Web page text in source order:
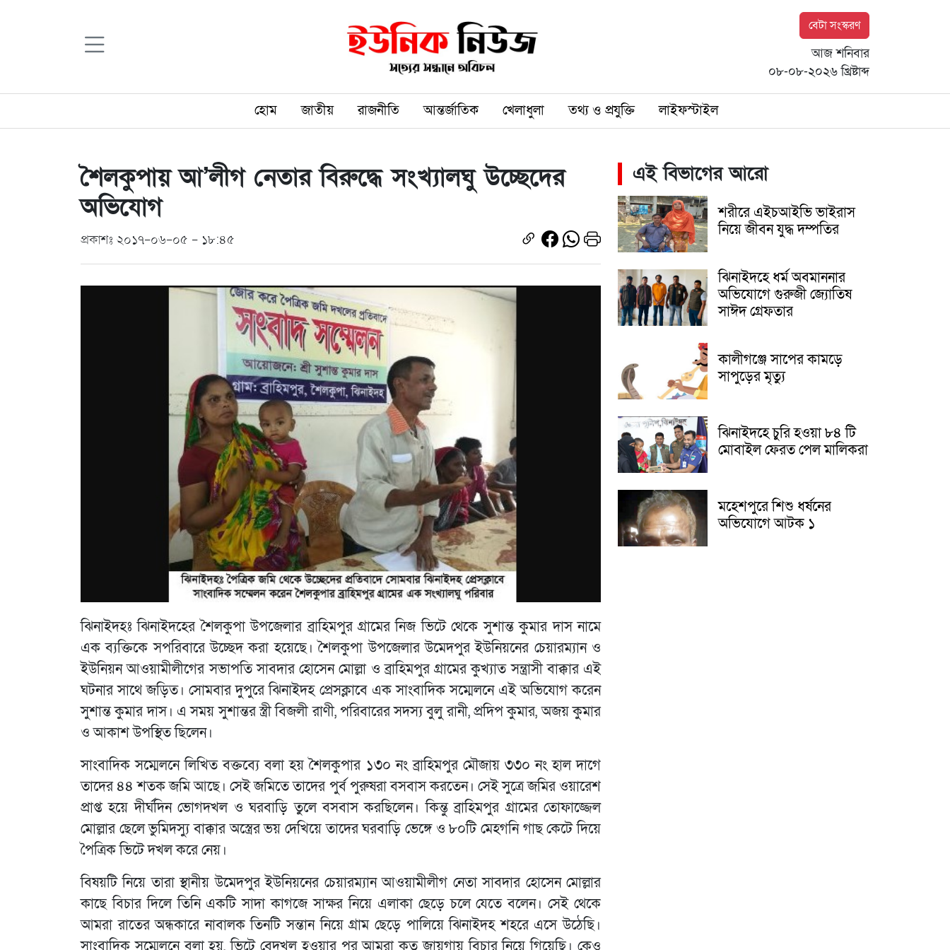
বেটা সংস্করণ
আজ শনিবার
০৮-০৮-২০২৬ খ্রিষ্টাব্দ
হোম জাতীয় রাজনীতি আন্তর্জাতিক খেলাধুলা তথ্য ও প্রযুক্তি লাইফস্টাইল
শৈলকুপায় আ’লীগ নেতার বিরুদ্ধে সংখ্যালঘু উচ্ছেদের
অভিযোগ
প্রকাশঃ ২০১৭-০৬-০৫ - ১৮:৪৫
ঝিনাইদহঃ ঝিনাইদহের শৈলকুপা উপজেলার ব্রাহিমপুর গ্রামের নিজ ভিটে থেকে সুশান্ত কুমার দাস নামে
এক ব্যক্তিকে সপরিবারে উচ্ছেদ করা হয়েছে। শৈলকুপা উপজেলার উমেদপুর ইউনিয়নের চেয়ারম্যান ও
ইউনিয়ন আওয়ামীলীগের সভাপতি সাবদার হোসেন মোল্লা ও ব্রাহিমপুর গ্রামের কুখ্যাত সন্ত্রাসী বাক্কার এই
ঘটনার সাথে জড়িত। সোমবার দুপুরে ঝিনাইদহ প্রেসক্লাবে এক সাংবাদিক সম্মেলনে এই অভিযোগ করেন
সুশান্ত কুমার দাস। এ সময় সুশান্তর স্ত্রী বিজলী রাণী, পরিবারের সদস্য বুলু রানী, প্রদিপ কুমার, অজয় কুমার
ও আকাশ উপস্থিত ছিলেন।
সাংবাদিক সম্মেলনে লিখিত বক্তব্যে বলা হয় শৈলকুপার ১৩০ নং ব্রাহিমপুর মৌজায় ৩৩০ নং হাল দাগে
তাদের ৪৪ শতক জমি আছে। সেই জমিতে তাদের পুর্ব পুরুষরা বসবাস করতেন। সেই সুত্রে জমির ওয়ারেশ
প্রাপ্ত হয়ে দীর্ঘদিন ভোগদখল ও ঘরবাড়ি তুলে বসবাস করছিলেন। কিন্তু ব্রাহিমপুর গ্রামের তোফাজ্জেল
মোল্লার ছেলে ভুমিদস্যু বাক্কার অস্ত্রের ভয় দেখিয়ে তাদের ঘরবাড়ি ভেঙ্গে ও ৮০টি মেহগনি গাছ কেটে দিয়ে
পৈত্রিক ভিটে দখল করে নেয়।
বিষয়টি নিয়ে তারা স্থানীয় উমেদপুর ইউনিয়নের চেয়ারম্যান আওয়ামীলীগ নেতা সাবদার হোসেন মোল্লার
কাছে বিচার দিলে তিনি একটি সাদা কাগজে সাক্ষর নিয়ে এলাকা ছেড়ে চলে যেতে বলেন। সেই থেকে
আমরা রাতের অন্ধকারে নাবালক তিনটি সন্তান নিয়ে গ্রাম ছেড়ে পালিয়ে ঝিনাইদহ শহরে এসে উঠেছি।
সাংবাদিক সম্মেলনে বলা হয়, ভিটে বেদখল হওয়ার পর আমরা কত জায়গায় বিচার নিয়ে গিয়েছি। কেও
এই বিভাগের আরো
শরীরে এইচআইভি ভাইরাস
নিয়ে জীবন যুদ্ধ দম্পতির
ঝিনাইদহে ধর্ম অবমাননার
অভিযোগে গুরুজী জ্যোতিষ
সাঈদ গ্রেফতার
কালীগঞ্জে সাপের কামড়ে
সাপুড়ের মৃত্যু
ঝিনাইদহে চুরি হওয়া ৮৪ টি
মোবাইল ফেরত পেল মালিকরা
মহেশপুরে শিশু ধর্ষনের
অভিযোগে আটক ১